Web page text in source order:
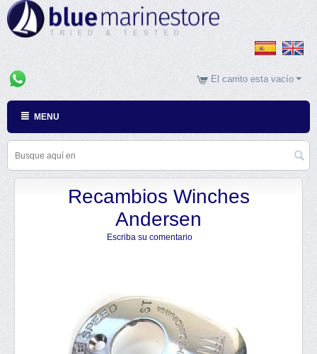
El carrito esta vacío
MENU
Recambios Winches
Andersen
Escriba su comentario